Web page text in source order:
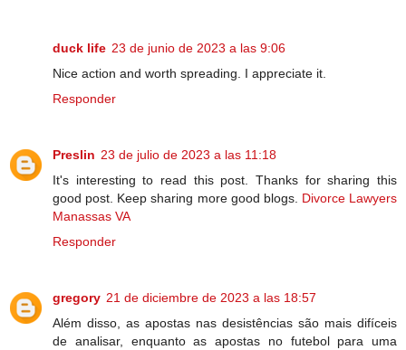
duck life 23 de junio de 2023 a las 9:06
Nice action and worth spreading. I appreciate it.
Responder
Preslin 23 de julio de 2023 a las 11:18
It's interesting to read this post. Thanks for sharing this
good post. Keep sharing more good blogs. Divorce Lawyers
Manassas VA
Responder
gregory 21 de diciembre de 2023 a las 18:57
Além disso, as apostas nas desistências são mais difíceis
de analisar, enquanto as apostas no futebol para uma